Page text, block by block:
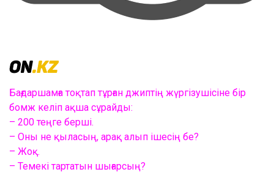
Бағдаршамға тоқтап тұрған джиптің жүргізушісіне бір
бомж келіп ақша сұрайды:
– 200 теңге берші.
– Оны не қыласың, арақ алып ішесің бе?
– Жоқ.
– Темекі тартатын шығарсың?